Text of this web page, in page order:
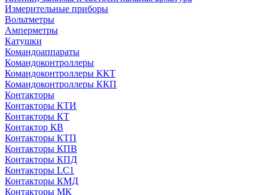
Измерительные приборы
Вольтметры
Амперметры
Катушки
Командоаппараты
Командоконтроллеры
Командоконтроллеры ККТ
Командоконтроллеры ККП
Контакторы
Контакторы КТИ
Контакторы КТ
Контактор КВ
Контакторы КТП
Контакторы КПВ
Контакторы КПД
Контакторы LC1
Контакторы КМД
Контакторы МК